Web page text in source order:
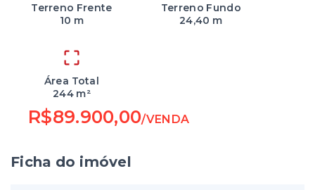
Terreno Frente
10 m
Terreno Fundo
24,40 m
Área Total
244 m²
R$89.900,00/VENDA
Ficha do imóvel